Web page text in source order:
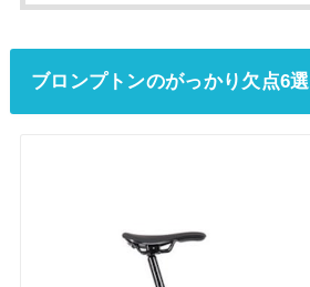
ブロンプトンのがっかり欠点6選